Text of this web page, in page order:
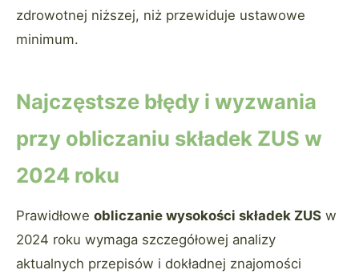
zdrowotnej niższej, niż przewiduje ustawowe
minimum.
Najczęstsze błędy i wyzwania
przy obliczaniu składek ZUS w
2024 roku
Prawidłowe obliczanie wysokości składek ZUS w
2024 roku wymaga szczegółowej analizy
aktualnych przepisów i dokładnej znajomości